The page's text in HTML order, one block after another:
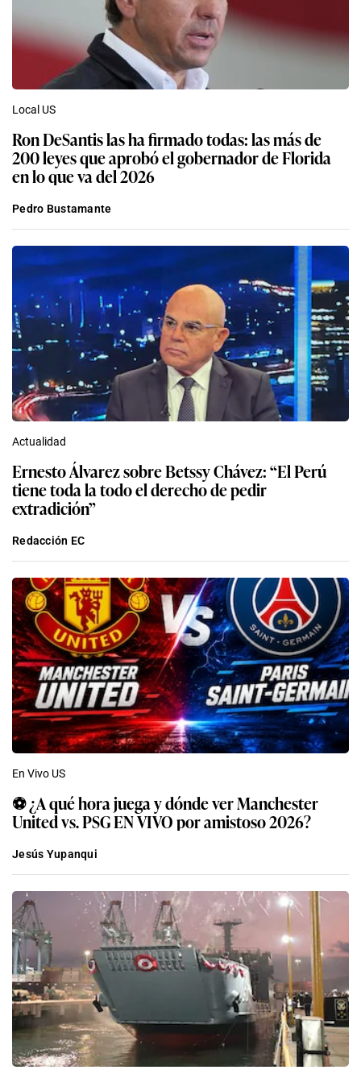
Local US
Ron DeSantis las ha firmado todas: las más de
200 leyes que aprobó el gobernador de Florida
en lo que va del 2026
Pedro Bustamante
Actualidad
Ernesto Álvarez sobre Betssy Chávez: “El Perú
tiene toda la todo el derecho de pedir
extradición”
Redacción EC
En Vivo US
⚽ ¿A qué hora juega y dónde ver Manchester
United vs. PSG EN VIVO por amistoso 2026?
Jesús Yupanqui